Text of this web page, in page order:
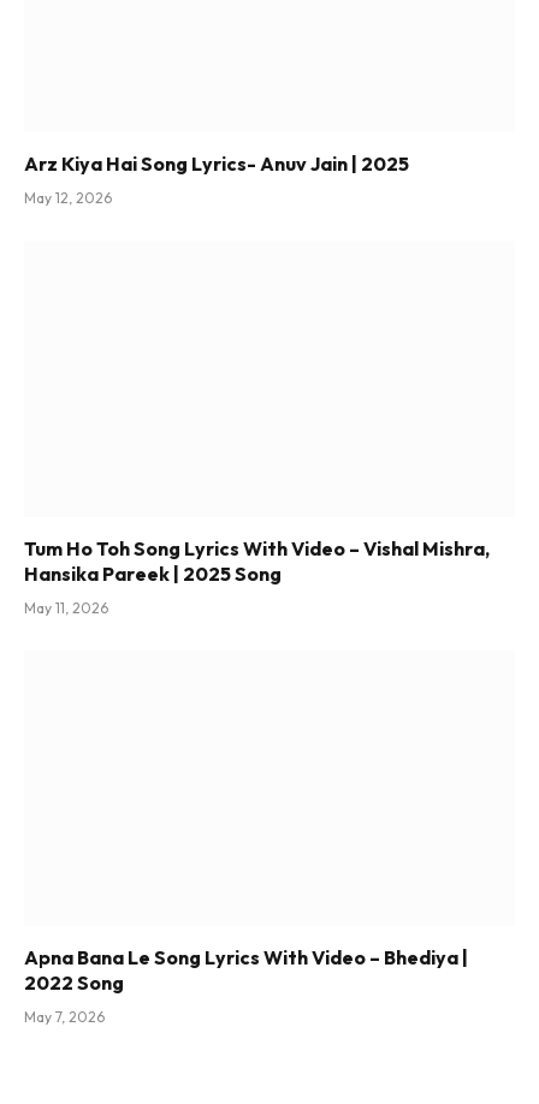
Arz Kiya Hai Song Lyrics- Anuv Jain | 2025
May 12, 2026
Tum Ho Toh Song Lyrics With Video – Vishal Mishra,
Hansika Pareek | 2025 Song
May 11, 2026
Apna Bana Le Song Lyrics With Video – Bhediya |
2022 Song
May 7, 2026